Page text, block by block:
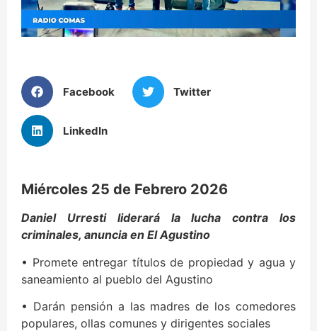
Facebook Twitter
LinkedIn
Miércoles 25 de Febrero 2026
Daniel Urresti liderará la lucha contra los
criminales, anuncia en El Agustino
• Promete entregar títulos de propiedad y agua y
saneamiento al pueblo del Agustino
• Darán pensión a las madres de los comedores
populares, ollas comunes y dirigentes sociales